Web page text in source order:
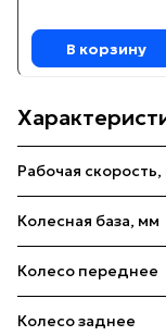
В корзину
Рабочая
Колесная база, мм
Колесо переднее
Колесо заднее